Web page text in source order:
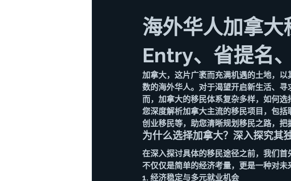
海外华人加拿
Entry、省提名
加拿大，这片广袤而充满机遇的土地，
数的海外华人。对于渴望开启新生活、
而，加拿大的移民体系复杂多样，如何
您深度解析加拿大主流的移民项目，包
创业移民等，助您清晰规划移民之路，把
为什么选择加拿大？深入探究其
在深入探讨具体的移民途径之前，我们
不仅仅是简单的经济考量，更是一种对未
1. 经济稳定与多元就业机会